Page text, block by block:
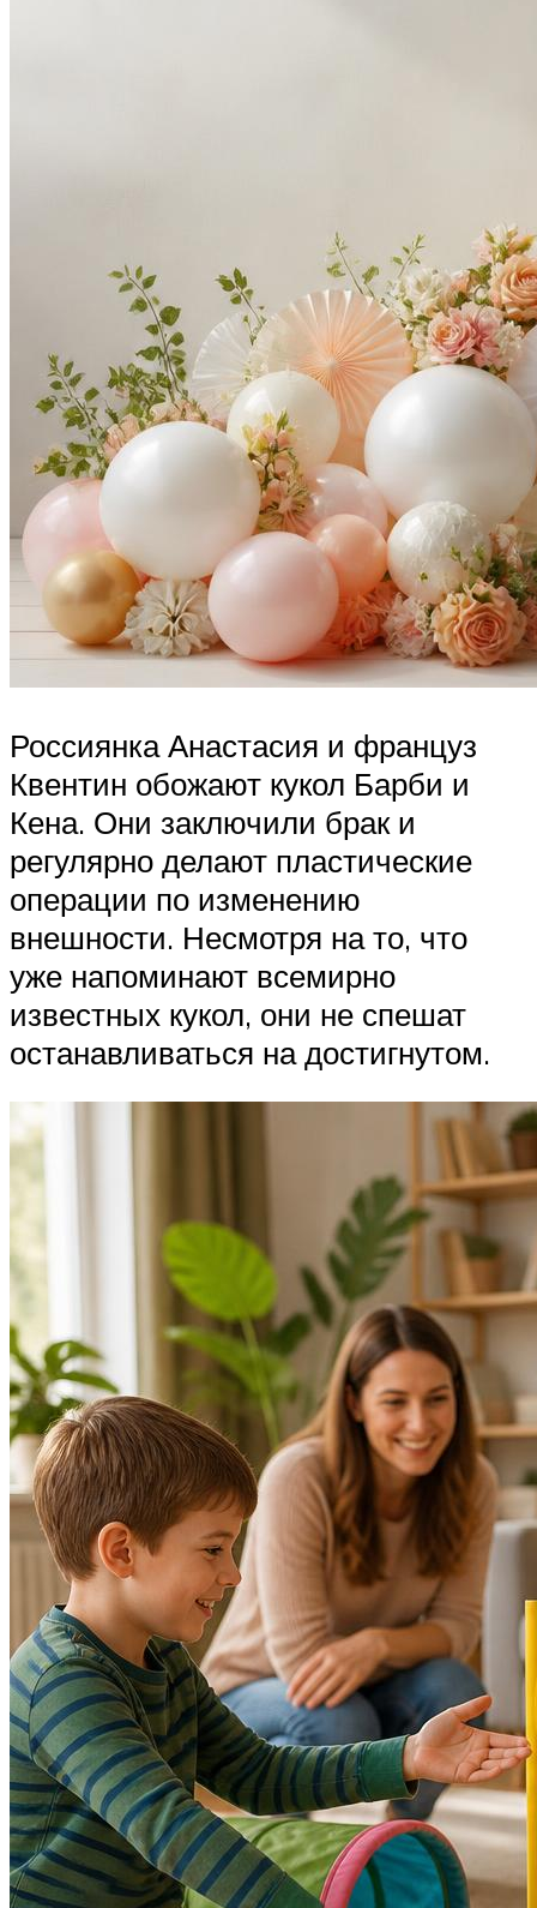
Россиянка Анастасия и француз
Квентин обожают кукол Барби и
Кена. Они заключили брак и
регулярно делают пластические
операции по изменению
внешности. Несмотря на то, что
уже напоминают всемирно
известных кукол, они не спешат
останавливаться на достигнутом.